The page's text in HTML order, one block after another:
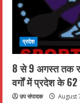
प्रदेश
8 से 9 अगस्त तक
वर्गों में प्रदेश के
उप संपादक August